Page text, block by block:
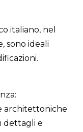
italiano, nel
sono ideali
architettoniche
dettagli e